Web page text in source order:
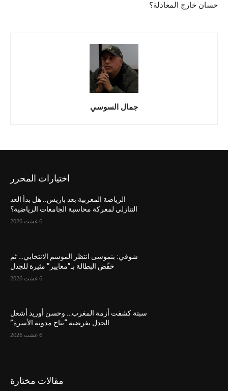
حسان خارج المعادلة؟
جمال السوسي
اختيارات المحرر
الرياضة المغربية بعد باريس.. هل بدأ العد
التنازلي لمعركة محاسبة الجامعات الرياضية؟
6 غشت 2026
شوقي: بنموسى انتظر الموسم الانتخابي… ثم
خفّض البطالة بـ”معايير” مثيرة للجدل
6 غشت 2026
سبتة كشفت أزمة المغرب… وحسن أوريد أشعل
الجدل بفرضية “نتاج مدونة الأسرة”
6 غشت 2026
مقالات مختارة